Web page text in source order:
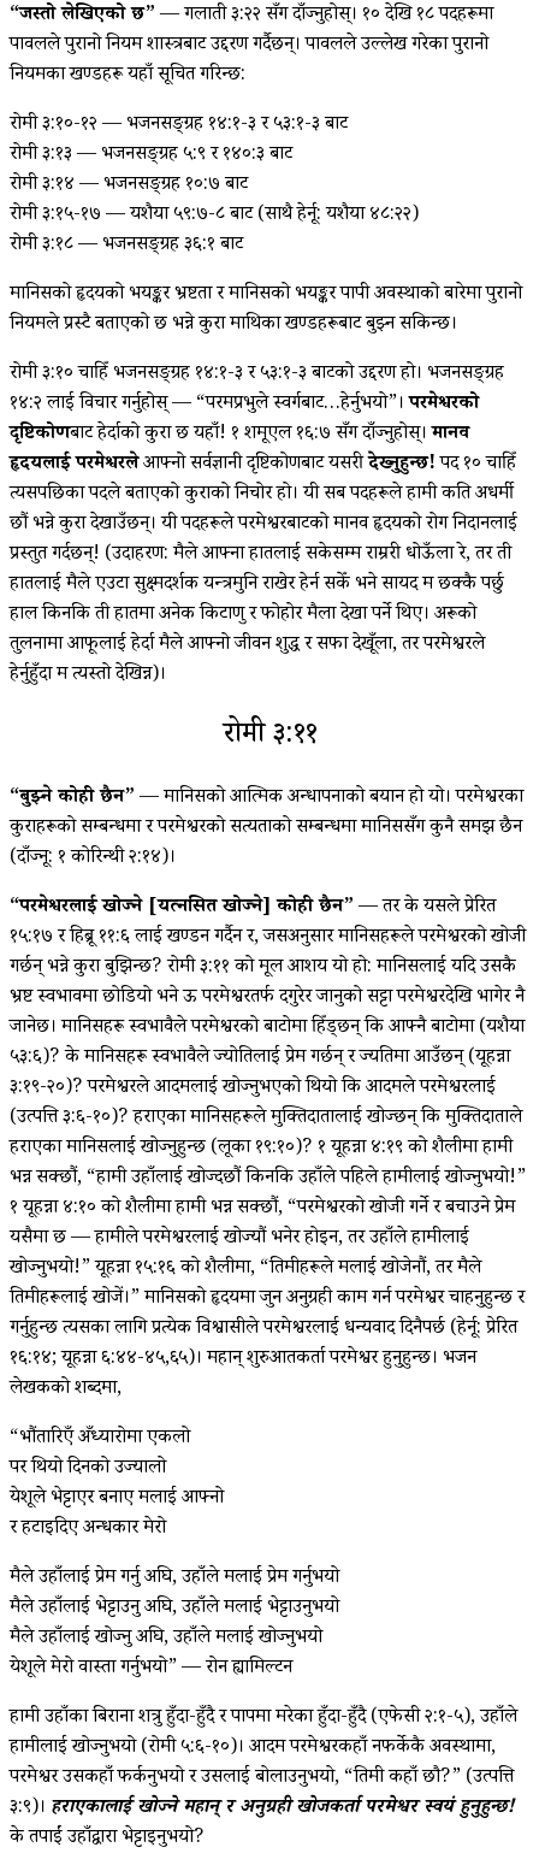
“जस्तो लेखिएको छ” — गलाती ३:२२ सँग दाँज्नुहोस्। १० देखि १८ पदहरूमा
पावलले पुरानो नियम शास्त्रबाट उद्दरण गर्दैछन्। पावलले उल्लेख गरेका पुरानो
नियमका खण्डहरू यहाँ सूचित गरिन्छ:
रोमी ३:१०-१२ — भजनसङ्ग्रह १४:१-३ र ५३:१-३ बाट
रोमी ३:१३ — भजनसङ्ग्रह ५:९ र १४०:३ बाट
रोमी ३:१४ — भजनसङ्ग्रह १०:७ बाट
रोमी ३:१५-१७ — यशैया ५९:७-८ बाट (साथै हेर्नू: यशैया ४८:२२)
रोमी ३:१८ — भजनसङ्ग्रह ३६:१ बाट
मानिसको हृदयको भयङ्कर भ्रष्टता र मानिसको भयङ्कर पापी अवस्थाको बारेमा पुरानो
नियमले प्रस्टै बताएको छ भन्ने कुरा माथिका खण्डहरूबाट बुझ्न सकिन्छ।
रोमी ३:१० चाहिँ भजनसङ्ग्रह १४:१-३ र ५३:१-३ बाटको उद्दरण हो। भजनसङ्ग्रह
१४:२ लाई विचार गर्नुहोस् — “परमप्रभुले स्वर्गबाट…हेर्नुभयो”।परमेश्वरको
दृष्टिकोणबाट हेर्दाको कुरा छ यहाँ! १ शमूएल १६:७ सँग दाँज्नुहोस्।मानव
हृदयलाई परमेश्वरलेआफ्नो सर्वज्ञानी दृष्टिकोणबाट यसरीदेख्‍नुहुन्छ!पद १० चाहिँ
त्यसपछिका पदले बताएको कुराको निचोर हो। यी सब पदहरूले हामी कति अधर्मी
छौं भन्ने कुरा देखाउँछन्। यी पदहरूले परमेश्वरबाटको मानव हृदयको रोग निदानलाई
प्रस्तुत गर्दछन्! (उदाहरण: मैले आफ्ना हातलाई सकेसम्म राम्ररी धोऊँला रे, तर ती
हातलाई मैले एउटा सुक्ष्मदर्शक यन्त्रमुनि राखेर हेर्न सकेँ भने सायद म छक्कै पर्छु
हाल किनकि ती हातमा अनेक किटाणु र फोहोर मैला देखा पर्ने थिए। अरूको
तुलनामा आफूलाई हेर्दा मैले आफ्नो जीवन शुद्ध र सफा देखूँला, तर परमेश्वरले
हेर्नुहुँदा म त्यस्तो देखिन्न)।
रोमी ३:११
“बुझ्ने कोही छैन” — मानिसको आत्मिक अन्धापनाको बयान हो यो। परमेश्वरका
कुराहरूको सम्बन्धमा र परमेश्वरको सत्यताको सम्बन्धमा मानिससँग कुनै समझ छैन
(दाँज्नू: १ कोरिन्थी २:१४)।
“परमेश्वरलाई खोज्ने [यत्‍नसित खोज्ने] कोही छैन” — तर के यसले प्रेरित
१५:१७ र हिब्रू ११:६ लाई खण्डन गर्दैन र, जसअनुसार मानिसहरूले परमेश्वरको खोजी
गर्छन् भन्ने कुरा बुझिन्छ? रोमी ३:११ को मूल आशय यो हो: मानिसलाई यदि उसकै
भ्रष्ट स्वभावमा छोडियो भने ऊ परमेश्वरतर्फ दगुरेर जानुको सट्टा परमेश्वरदेखि भागेर नै
जानेछ। मानिसहरू स्वभावैले परमेश्वरको बाटोमा हिँड्छन् कि आफ्नै बाटोमा (यशैया
५३:६)? के मानिसहरू स्वभावैले ज्योतिलाई प्रेम गर्छन् र ज्यतिमा आउँछन् (यूहन्ना
३:१९-२०)? परमेश्वरले आदमलाई खोज्नुभएको थियो कि आदमले परमेश्वरलाई
(उत्पत्ति ३:६-१०)? हराएका मानिसहरूले मुक्तिदातालाई खोज्छन् कि मुक्तिदाताले
हराएका मानिसलाई खोज्नुहुन्छ (लूका १९:१०)? १ यूहन्ना ४:१९ को शैलीमा हामी
भन्न सक्छौं, “हामी उहाँलाई खोज्दछौं किनकि उहाँले पहिले हामीलाई खोज्नुभयो!”
१ यूहन्ना ४:१० को शैलीमा हामी भन्न सक्छौं, “परमेश्वरको खोजी गर्ने र बचाउने प्रेम
यसैमा छ — हामीले परमेश्वरलाई खोज्यौं भनेर होइन, तर उहाँले हामीलाई
खोज्नुभयो!” यूहन्ना १५:१६ को शैलीमा, “तिमीहरूले मलाई खोजेनौं, तर मैले
तिमीहरूलाई खोजें।” मानिसको हृदयमा जुन अनुग्रही काम गर्न परमेश्वर चाहनुहुन्छ र
गर्नुहुन्छ त्यसका लागि प्रत्येक विश्वासीले परमेश्वरलाई धन्यवाद दिनैपर्छ (हेर्नू: प्रेरित
१६:१४; यूहन्ना ६:४४-४५,६५)। महान् शुरुआतकर्ता परमेश्वर हुनुहुन्छ। भजन
लेखकको शब्दमा,
“भौंतारिएँ अँध्यारोमा एकलो
पर थियो दिनको उज्यालो
येशूले भेट्टाएर बनाए मलाई आफ्नो
र हटाइदिए अन्धकार मेरो
मैले उहाँलाई प्रेम गर्नु अघि, उहाँले मलाई प्रेम गर्नुभयो
मैले उहाँलाई भेट्टाउनु अघि, उहाँले मलाई भेट्टाउनुभयो
मैले उहाँलाई खोज्नु अघि, उहाँले मलाई खोज्नुभयो
येशूले मेरो वास्ता गर्नुभयो” — रोन ह्यामिल्टन
हामी उहाँका बिराना शत्रु हुँदा-हुँदै र पापमा मरेका हुँदा-हुँदै (एफेसी २:१-५), उहाँले
हामीलाई खोज्नुभयो (रोमी ५:६-१०)। आदम परमेश्वरकहाँ नफर्केकै अवस्थामा,
परमेश्वर उसकहाँ फर्कनुभयो र उसलाई बोलाउनुभयो, “तिमी कहाँ छौ?” (उत्पत्ति
३:९)। हराएकालाई खोज्ने महान् र अनुग्रही खोजकर्ता परमेश्वर स्वयं हुनुहुन्छ!
के तपाईं उहाँद्वारा भेट्टाइनुभयो?